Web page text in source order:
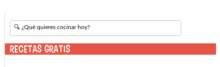
RECETAS GRATIS